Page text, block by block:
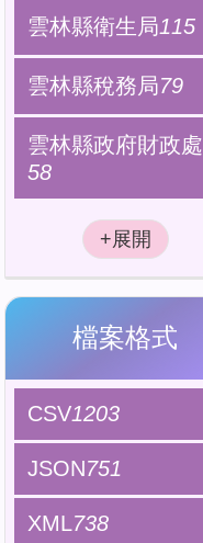
雲林縣衛生局115
雲林縣稅務局79
雲林縣政府財政處
58
檔案格式
CSV1203
JSON751
XML738